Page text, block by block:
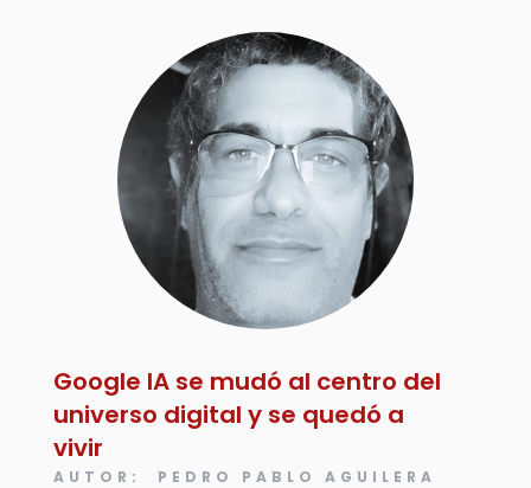
Google IA se mudó al centro del
universo digital y se quedó a
vivir
AUTOR: PEDRO PABLO AGUILERA